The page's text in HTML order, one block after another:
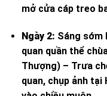
mở cửa cáp treo
Ngày 2: Sáng sớm
quan quần thể
Thượng) – Trưa
quan, chụp ảnh tại